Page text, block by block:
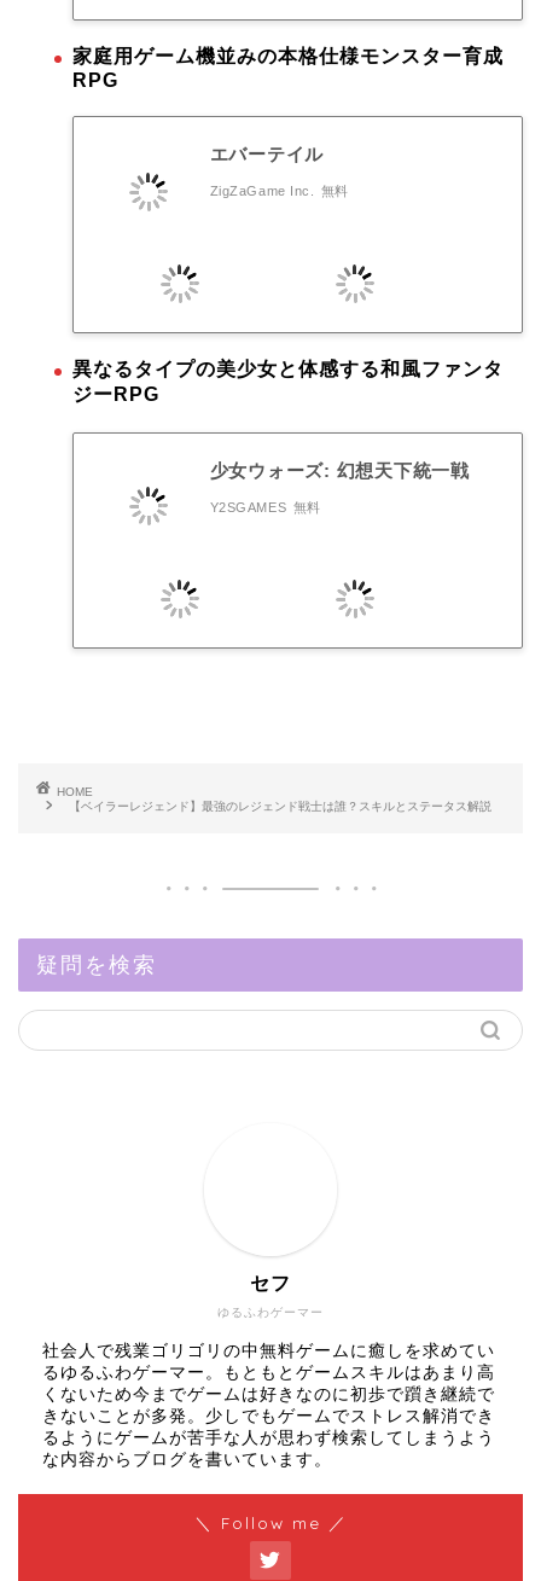
家庭用ゲーム機並みの本格仕様モンスター育成
RPG
エバーテイル
ZigZaGame Inc. 無料
異なるタイプの美少女と体感する和風ファンタ
ジーRPG
少女ウォーズ: 幻想天下統一戦
Y2SGAMES 無料
HOME
【ベイラーレジェンド】最強のレジェンド戦士は誰？スキルとステータス解説
疑問を検索
ゆるふわゲーマー
セフ
社会人で残業ゴリゴリの中無料ゲームに癒しを求めてい
るゆるふわゲーマー。もともとゲームスキルはあまり高
くないため今までゲームは好きなのに初歩で躓き継続で
きないことが多発。少しでもゲームでストレス解消でき
るようにゲームが苦手な人が思わず検索してしまうよう
な内容からブログを書いています。
＼ Follow me ／